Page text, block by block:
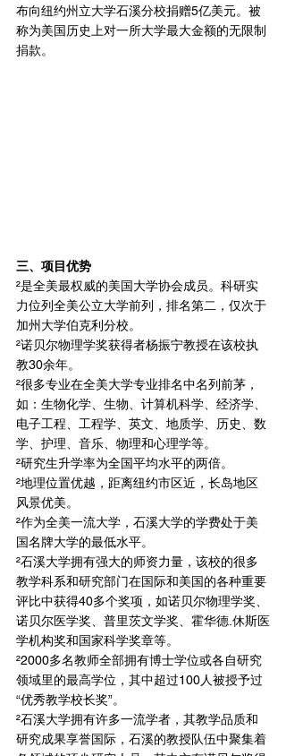
布向纽约州立大学石溪分校捐赠5亿美元。被
称为美国历史上对一所大学最大金额的无限制
捐款。
三、项目优势
²是全美最权威的美国大学协会成员。科研实
力位列全美公立大学前列，排名第二，仅次于
加州大学伯克利分校。
²诺贝尔物理学奖获得者杨振宁教授在该校执
教30余年。
²很多专业在全美大学专业排名中名列前茅，
如：生物化学、生物、计算机科学、经济学、
电子工程、工程学、英文、地质学、历史、数
学、护理、音乐、物理和心理学等。
²研究生升学率为全国平均水平的两倍。
²地理位置优越，距离纽约市区近，长岛地区
风景优美。
²作为全美一流大学，石溪大学的学费处于美
国名牌大学的最低水平。
²石溪大学拥有强大的师资力量，该校的很多
教学科系和研究部门在国际和美国的各种重要
评比中获得40多个奖项，如诺贝尔物理学奖、
诺贝尔医学奖、普里茨文学奖、霍华德.休斯医
学机构奖和国家科学奖章等。
²2000多名教师全部拥有博士学位或各自研究
领域里的最高学位，其中超过100人被授予过
“优秀教学校长奖”。
²石溪大学拥有许多一流学者，其教学品质和
研究成果享誉国际，石溪的教授队伍中聚集着